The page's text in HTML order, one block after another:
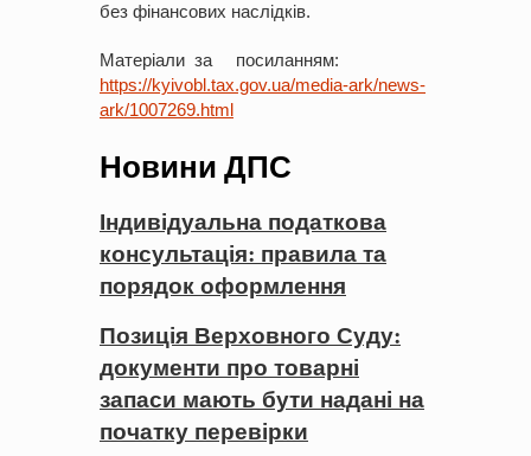
без фінансових наслідків.
Матеріали за посиланням:
https://kyivobl.tax.gov.ua/media-ark/news-
ark/1007269.html
Новини ДПС
Індивідуальна податкова
консультація: правила та
порядок оформлення
Позиція Верховного Суду:
документи про товарні
запаси мають бути надані на
початку перевірки